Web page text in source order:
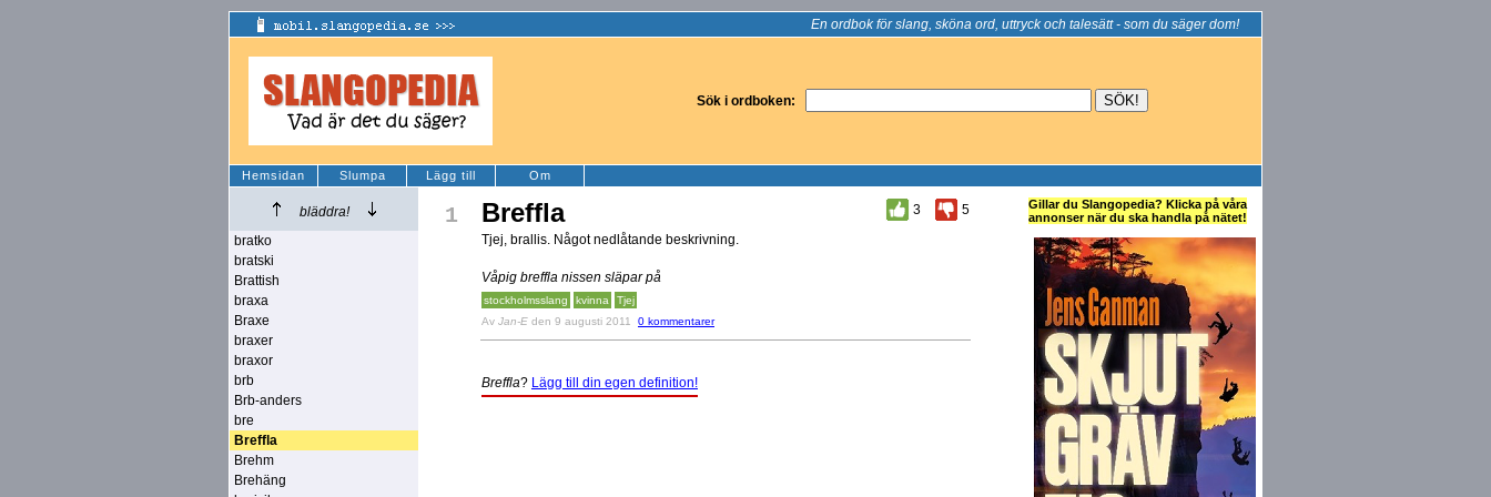
En ordbok för slang, sköna ord, uttryck och talesätt - som du säger dom!
Sök i ordboken:
Hemsidan Slumpa Lägg till Om
bläddra!
bratko
bratski
Brattish
braxa
Braxe
braxer
braxor
brb
Brb-anders
bre
Breffla
Brehm
Brehäng
1 Breffla 3
5
Tjej, brallis. Något nedlåtande beskrivning.
Våpig breffla nissen släpar på
stockholmsslang kvinna
Tjej
Av Jan-E den 9 augusti 2011 0 kommentarer
Breffla? Lägg till din egen definition!
Gillar du Slangopedia? Klicka på våra
annonser när du ska handla på nätet!